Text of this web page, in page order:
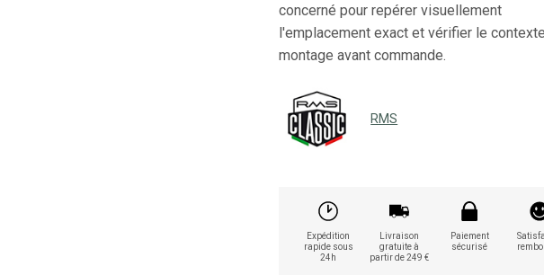
concerné pour repérer visuellement
l'emplacement exact et vérifier le
montage avant commande.
RMS
Expédition
rapide sous
24h
Livraison
gratuite à
partir de 249 €
Paiement
sécurisé